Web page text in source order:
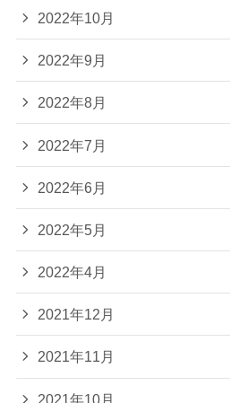
2022年10月
2022年9月
2022年8月
2022年7月
2022年6月
2022年5月
2022年4月
2021年12月
2021年11月
2021年10月